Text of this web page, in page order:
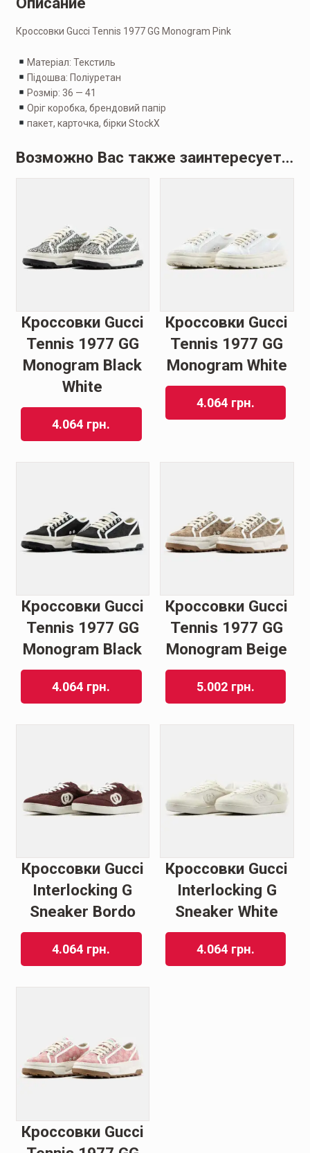
Кроссовки Gucci Tennis 1977 GG Monogram Pink
Матеріал: Текстиль
Підошва: Поліуретан
Розмір: 36 — 41
Оріг коробка, брендовий папір
пакет, карточка, бірки StockX
Возможно Вас также заинтересует…
Кроссовки Gucci
Tennis 1977 GG
Monogram Black
White
4.064 грн.
Кроссовки Gucci
Tennis 1977 GG
Monogram White
4.064 грн.
Кроссовки Gucci
Tennis 1977 GG
Monogram Black
4.064 грн.
Кроссовки Gucci
Tennis 1977 GG
Monogram Beige
5.002 грн.
Кроссовки Gucci
Interlocking G
Sneaker Bordo
4.064 грн.
Кроссовки Gucci
Interlocking G
Sneaker White
4.064 грн.
Кроссовки Gucci